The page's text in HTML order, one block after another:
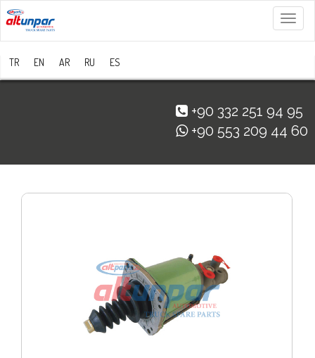
Menü
TR EN AR RU ES
+90 332 251 94 95
+90 553 209 44 60